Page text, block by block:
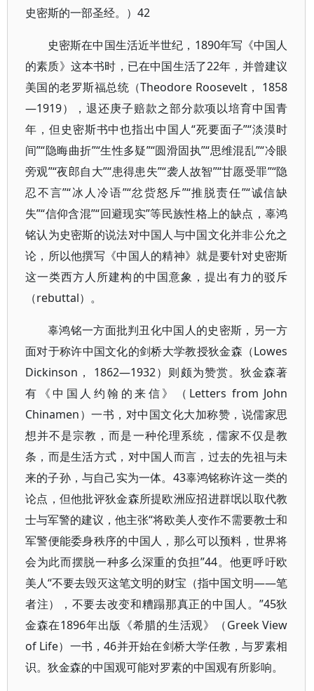
史密斯的一部圣经。）42
史密斯在中国生活近半世纪，1890年写《中国人
的素质》这本书时，已在中国生活了22年，并曾建议
美国的老罗斯福总统（Theodore Roosevelt， 1858
—1919），退还庚子赔款之部分款项以培育中国青
年，但史密斯书中也指出中国人“死要面子”“淡漠时
间”“隐晦曲折”“生性多疑”“圆滑固执”“思维混乱”“冷眼
旁观”“夜郎自大”“患得患失”“袭人故智”“甘愿受罪”“隐
忍不言”“冰人冷语”“忿赀怒斥”“推脱责任”“诚信缺
失”“信仰含混”“回避现实”等民族性格上的缺点，辜鸿
铭认为史密斯的说法对中国人与中国文化并非公允之
论，所以他撰写《中国人的精神》就是要针对史密斯
这一类西方人所建构的中国意象，提出有力的驳斥
（rebuttal）。
辜鸿铭一方面批判丑化中国人的史密斯，另一方
面对于称许中国文化的剑桥大学教授狄金森（Lowes
Dickinson， 1862—1932）则颇为赞赏。狄金森著
有《中国人约翰的来信》（Letters from John
Chinamen）一书，对中国文化大加称赞，说儒家思
想并不是宗教，而是一种伦理系统，儒家不仅是教
条，而是生活方式，对中国人而言，过去的先祖与未
来的子孙，与自己实为一体。43辜鸿铭称许这一类的
论点，但他批评狄金森所提欧洲应招进群氓以取代教
士与军警的建议，他主张“将欧美人变作不需要教士和
军警便能委身秩序的中国人，那么可以预料，世界将
会为此而摆脱一种多么深重的负担”44。他更呼吁欧
美人“不要去毁灭这笔文明的财宝（指中国文明——笔
者注），不要去改变和糟蹋那真正的中国人。”45狄
金森在1896年出版《希腊的生活观》（Greek View
of Life）一书，46并开始在剑桥大学任教，与罗素相
识。狄金森的中国观可能对罗素的中国观有所影响。